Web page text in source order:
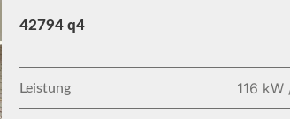
42794 q4
Leistung 116 kW